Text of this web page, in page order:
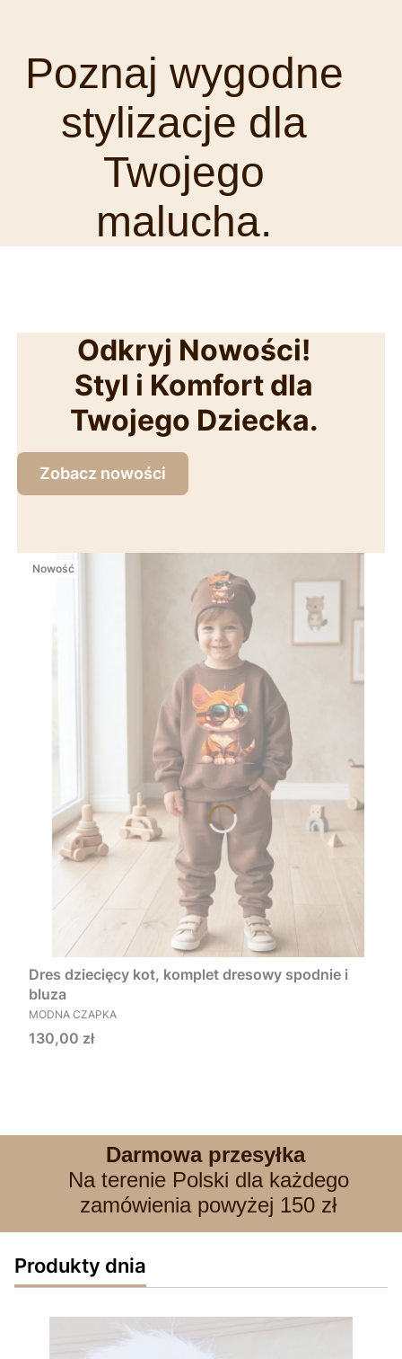
Poznaj wygodne
stylizacje dla
Twojego
malucha.
Odkryj Nowości!
Styl i Komfort dla
Twojego Dziecka.
Zobacz nowości
Nowość
Dres dziecięcy kot, komplet dresowy spodnie i
bluza
PRODUCENT
MODNA CZAPKA
Cena
130,00 zł
Darmowa przesyłka
Na terenie Polski dla każdego
zamówienia powyżej 150 zł
Produkty dnia